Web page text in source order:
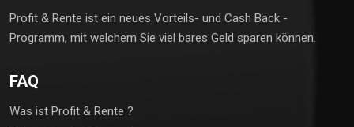
Profit & Rente ist ein neues Vorteils- und Cash Back -
Programm, mit welchem Sie viel bares Geld sparen können.
FAQ
Was ist Profit & Rente ?